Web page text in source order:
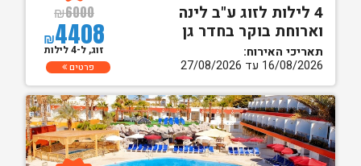
4 לילות לזוג ע"ב לינה
וארוחת בוקר בחדר גן
תאריכי האירוח:
16/08/2026 עד 27/08/2026
₪6000
₪4408
זוג, ל-4 לילות
פרטים